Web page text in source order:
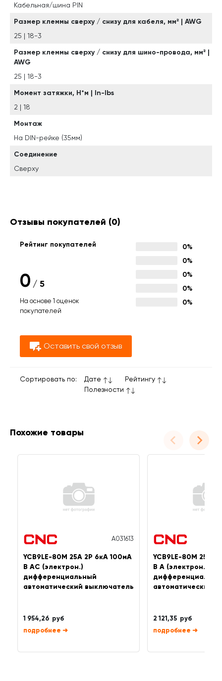
Кабельная/шина PIN
Размер клеммы сверху / снизу для кабеля, мм² | AWG
25 | 18-3
Размер клеммы сверху / снизу для шино-провода, мм² |
AWG
25 | 18-3
Момент затяжки, Н*м | In-Ibs
2 | 18
Монтаж
На DIN-рейке (35мм)
Соединение
Сверху
Отзывы покупателей (0)
Рейтинг покупателей
0 / 5
На основе 1 оценок
покупателей
0%
0%
0%
0%
0%
Оставить свой отзыв
Сортировать по: Дате
Рейтингу
Полезности
Похожие товары
A031613
YCB9LE-80M 25А 2P 6кА 100мА
B AC (электрон.)
дифференциальный
автоматический выключатель
1 954,26 руб
➜
YCB9LE-80M 25А
B A (электрон.)
автоматический
2 121,35 руб
➜